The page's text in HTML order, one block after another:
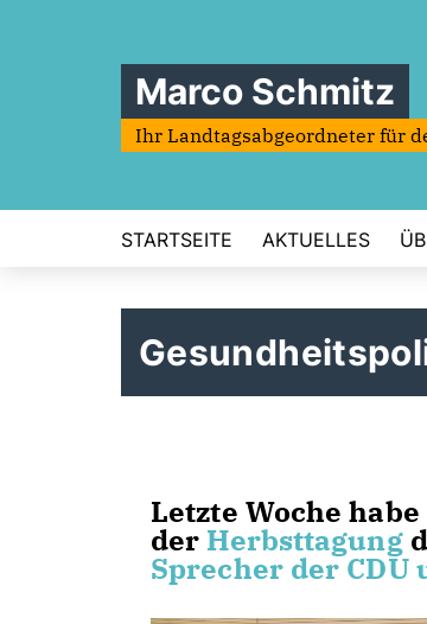
Marco Schmitz
Ihr Landtagsabgeordneter für
STARTSEITE AKTUELLES
Letzte Woche
der Herbsttagung
Sprecher der CDU